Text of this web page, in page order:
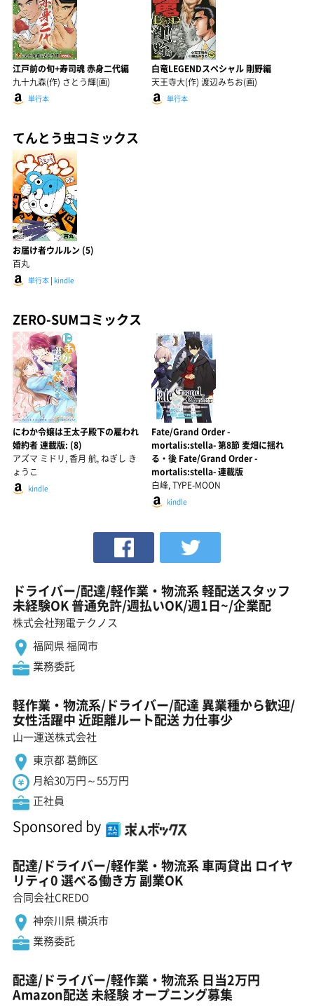
江戸前の旬+寿司魂 赤身二代編
九十九森(作) さとう輝(画)
単行本
白竜LEGENDスペシャル 剛野編
天王寺大(作) 渡辺みちお(画)
単行本
てんとう虫コミックス
お届け者ウルルン (5)
百丸
単行本 | kindle
ZERO-SUMコミックス
にわか令嬢は王太子殿下の雇われ
婚約者 連載版: (8)
アズマ ミドリ, 香月 航, ねぎし き
ょうこ
kindle
Fate/Grand Order -
mortalis:stella- 第8節 麦畑に揺れ
る・後 Fate/Grand Order -
mortalis:stella- 連載版
白峰, TYPE-MOON
kindle
ドライバー/配達/軽作業・物流系 軽配送スタッフ
未経験OK 普通免許/週払いOK/週1日~/企業配
株式会社翔電テクノス
福岡県 福岡市
業務委託
軽作業・物流系/ドライバー/配達 異業種から歓迎/
女性活躍中 近距離ルート配送 力仕事少
山一運送株式会社
東京都 葛飾区
月給30万円～55万円
正社員
Sponsored by
配達/ドライバー/軽作業・物流系 車両貸出 ロイヤ
リティ0 選べる働き方 副業OK
合同会社CREDO
神奈川県 横浜市
業務委託
配達/ドライバー/軽作業・物流系 日当2万円
Amazon配送 未経験 オープニング募集